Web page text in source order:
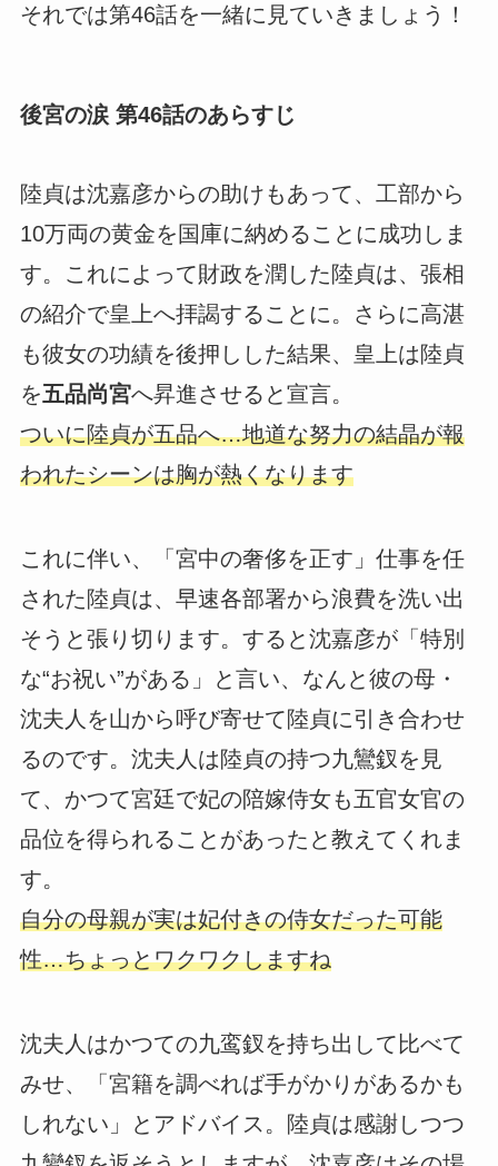
それでは第46話を一緒に見ていきましょう！
後宮の涙 第46話のあらすじ
陸貞は沈嘉彦からの助けもあって、工部から
10万両の黄金を国庫に納めることに成功しま
す。これによって財政を潤した陸貞は、張相
の紹介で皇上へ拝謁することに。さらに高湛
も彼女の功績を後押しした結果、皇上は陸貞
を五品尚宮へ昇進させると宣言。
ついに陸貞が五品へ…地道な努力の結晶が報
われたシーンは胸が熱くなります
これに伴い、「宮中の奢侈を正す」仕事を任
された陸貞は、早速各部署から浪費を洗い出
そうと張り切ります。すると沈嘉彦が「特別
な“お祝い”がある」と言い、なんと彼の母・
沈夫人を山から呼び寄せて陸貞に引き合わせ
るのです。沈夫人は陸貞の持つ九鸞釵を見
て、かつて宮廷で妃の陪嫁侍女も五官女官の
品位を得られることがあったと教えてくれま
す。
自分の母親が実は妃付きの侍女だった可能
性…ちょっとワクワクしますね
沈夫人はかつての九鸾釵を持ち出して比べて
みせ、「宮籍を調べれば手がかりがあるかも
しれない」とアドバイス。陸貞は感謝しつつ